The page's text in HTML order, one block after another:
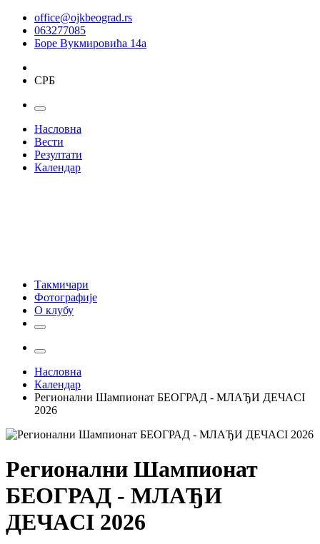
office@ojkbeograd.rs
063277085
Боре Вукмировића 14а
СРБ
Насловна
Вести
Резултати
Календар
Такмичари
Фотографије
О клубу
Насловна
Календар
Регионални Шампионат БЕОГРАД - МЛАЂИ ДЕЧАCI
2026
Регионални Шампионат
БЕОГРАД - МЛАЂИ
ДЕЧАCI 2026